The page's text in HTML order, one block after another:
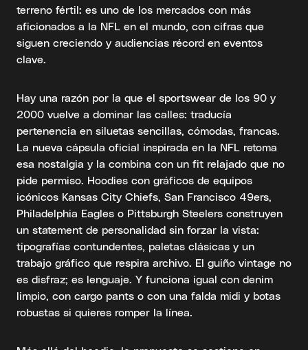
terreno fértil: es uno de los mercados con más
aficionados a la NFL en el mundo, con cifras que
siguen creciendo y audiencias récord en eventos
clave.
Hay una razón por la que el sportswear de los 90 y
2000 vuelve a dominar las calles: traducía
pertenencia en siluetas sencillas, cómodas, francas.
La nueva cápsula oficial inspirada en la NFL retoma
esa nostalgia y la combina con un fit relajado que no
pide permiso. Hoodies con gráficos de equipos
icónicos Kansas City Chiefs, San Francisco 49ers,
Philadelphia Eagles o Pittsburgh Steelers construyen
un statement de personalidad sin forzar la vista:
tipografías contundentes, paletas clásicas y un
trabajo gráfico que respira archivo. El guiño vintage no
es disfraz; es lenguaje. Y funciona igual con denim
limpio, con cargo pants o con una falda midi y botas
robustas si quieres romper la línea.